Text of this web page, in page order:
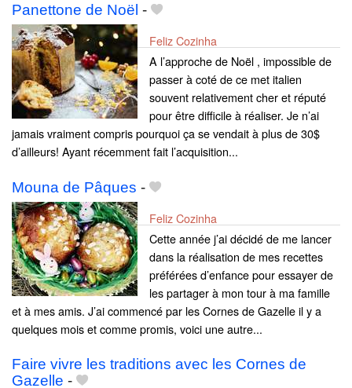
Panettone de Noël -
Feliz Cozinha
A l’approche de Noël , impossible de
passer à coté de ce met italien
souvent relativement cher et réputé
pour être difficile à réaliser. Je n’ai
jamais vraiment compris pourquoi ça se vendait à plus de 30$
d’ailleurs! Ayant récemment fait l’acquisition...
Mouna de Pâques -
Feliz Cozinha
Cette année j’ai décidé de me lancer
dans la réalisation de mes recettes
préférées d’enfance pour essayer de
les partager à mon tour à ma famille
et à mes amis. J’ai commencé par les Cornes de Gazelle il y a
quelques mois et comme promis, voici une autre...
Faire vivre les traditions avec les Cornes de
Gazelle -